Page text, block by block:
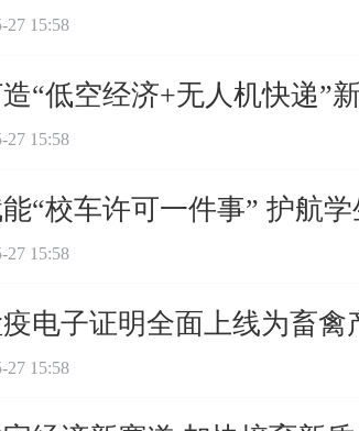
27 15:58
“低空经济+无人机快递”
27 15:58
“校车许可一件事” 护航
27 15:58
电子证明全面上线为畜禽
27 15:58